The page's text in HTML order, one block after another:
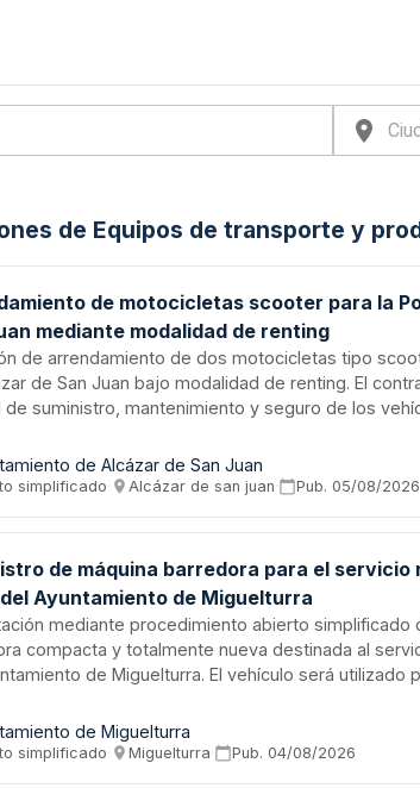
de Equipos de transporte y
de motocicletas scooter para la
mediante modalidad de renting
de arrendamiento de dos motocicletas tipo
de San Juan bajo modalidad de renting. El
de suministro, mantenimiento y seguro de los
de Policía Local ubicada en calle Santo
procedimiento simplificado conforme a criterios
de Alcázar de San Juan
simplificado· Alcázar de san juan· Pub. 05/08/2026
de máquina barredora para el servicio
Ayuntamiento de Miguelturra
mediante procedimiento abierto simplificado
compacta y totalmente nueva destinada al
de Miguelturra. El vehículo será utilizado
municipal, permitiendo mejorar la eficacia del
de los operarios y optimizar los costes de
de Miguelturra
simplificado· Miguelturra· Pub. 04/08/2026